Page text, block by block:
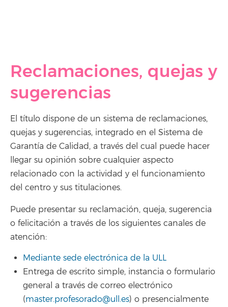
Reclamaciones, quejas y
sugerencias
El título dispone de un sistema de reclamaciones,
quejas y sugerencias, integrado en el Sistema de
Garantía de Calidad, a través del cual puede hacer
llegar su opinión sobre cualquier aspecto
relacionado con la actividad y el funcionamiento
del centro y sus titulaciones.
Puede presentar su reclamación, queja, sugerencia
o felicitación a través de los siguientes canales de
atención:
Mediante sede electrónica de la ULL
Entrega de escrito simple, instancia o formulario
general a través de correo electrónico
(master.profesorado@ull.es) o presencialmente